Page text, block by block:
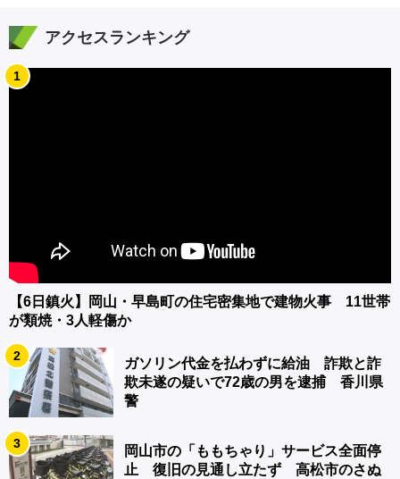
アクセスランキング
1
【6日鎮火】岡山・早島町の住宅密集地で建物火事 11世帯
が類焼・3人軽傷か
2
ガソリン代金を払わずに給油 詐欺と詐
欺未遂の疑いで72歳の男を逮捕 香川県
警
3
岡山市の「ももちゃり」サービス全面停
止 復旧の見通し立たず 高松市のさぬ